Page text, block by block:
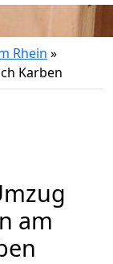
Rhein »
Karben
am